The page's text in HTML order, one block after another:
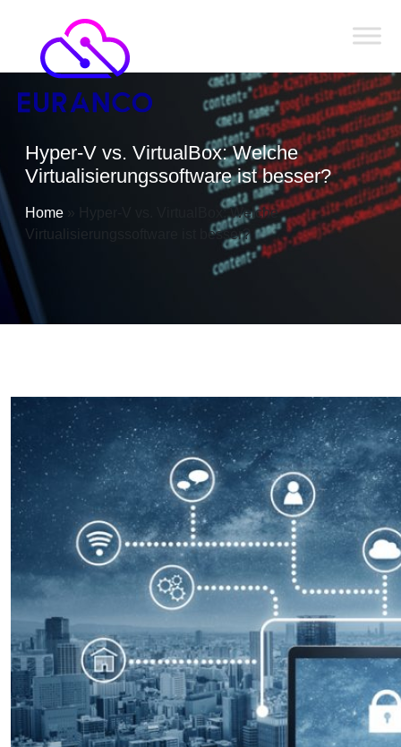
Hyper-V vs. VirtualBox: Welche
Virtualisierungssoftware ist besser?
Home »
Hyper-V vs. VirtualBox: Welche
Virtualisierungssoftware ist besser?